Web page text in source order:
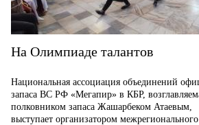
На Олимпиаде талантов
Национальная ассоциация объединений
запаса ВС РФ «Мегапир» в КБР,
полковником запаса Жашарбеком Атаевым,
выступает организатором межрегионального